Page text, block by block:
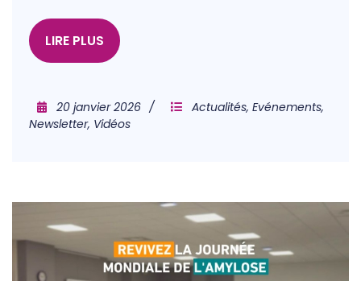
LIRE PLUS
20 janvier 2026 Actualités, Evénements,
Newsletter, Vidéos